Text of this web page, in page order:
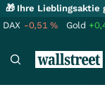
🎁 Ihre Lieblingsaktie
DAX -0,51% Gold